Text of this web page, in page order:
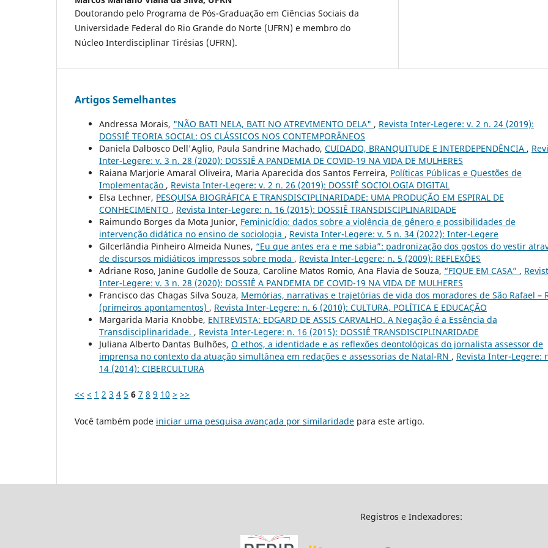
Doutorando pelo Programa de Pós-Graduação em Ciências Sociais da
Universidade Federal do Rio Grande do Norte (UFRN) e membro do
Núcleo Interdisciplinar Tirésias (UFRN).
Artigos Semelhantes
Andressa Morais, "NÃO BATI NELA, BATI NO ATREVIMENTO DELA" , Revista Inter-Legere: v. 2 n. 24 (2019):
DOSSIÊ TEORIA SOCIAL: OS CLÁSSICOS NOS CONTEMPORÂNEOS
Daniela Dalbosco Dell'Aglio, Paula Sandrine Machado, CUIDADO, BRANQUITUDE E INTERDEPENDÊNCIA ,
Inter-Legere: v. 3 n. 28 (2020): DOSSIÊ A PANDEMIA DE COVID-19 NA VIDA DE MULHERES
Raiana Marjorie Amaral Oliveira, Maria Aparecida dos Santos Ferreira, Políticas Públicas e Questões de
Implementação , Revista Inter-Legere: v. 2 n. 26 (2019): DOSSIÊ SOCIOLOGIA DIGITAL
Elsa Lechner, PESQUISA BIOGRÁFICA E TRANSDISCIPLINARIDADE: UMA PRODUÇÃO EM ESPIRAL DE
CONHECIMENTO , Revista Inter-Legere: n. 16 (2015): DOSSIÊ TRANSDISCIPLINARIDADE
Raimundo Borges da Mota Junior, Feminicídio: dados sobre a violência de gênero e possibilidades de
intervenção didática no ensino de sociologia , Revista Inter-Legere: v. 5 n. 34 (2022): Inter-Legere
Gilcerlândia Pinheiro Almeida Nunes, “Eu que antes era e me sabia”: padronização dos gostos do vestir
de discursos midiáticos impressos sobre moda , Revista Inter-Legere: n. 5 (2009): REFLEXÕES
Adriane Roso, Janine Gudolle de Souza, Caroline Matos Romio, Ana Flavia de Souza, “FIQUE EM CASA” ,
Inter-Legere: v. 3 n. 28 (2020): DOSSIÊ A PANDEMIA DE COVID-19 NA VIDA DE MULHERES
Francisco das Chagas Silva Souza, Memórias, narrativas e trajetórias de vida dos moradores de São Rafael –
(primeiros apontamentos) , Revista Inter-Legere: n. 6 (2010): CULTURA, POLÍTICA E EDUCAÇÃO
Margarida Maria Knobbe, ENTREVISTA: EDGARD DE ASSIS CARVALHO. A Negação é a Essência da
Transdisciplinaridade. , Revista Inter-Legere: n. 16 (2015): DOSSIÊ TRANSDISCIPLINARIDADE
Juliana Alberto Dantas Bulhões, O ethos, a identidade e as reflexões deontológicas do jornalista assessor de
imprensa no contexto da atuação simultânea em redações e assessorias de Natal-RN , Revista Inter-Legere:
14 (2014): CIBERCULTURA
<< < 1 2 3 4 5 6 7 8 9 10 > >>
Você também pode iniciar uma pesquisa avançada por similaridade para este artigo.
Registros e Indexadores: